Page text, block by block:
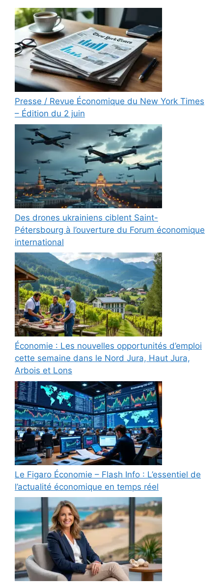
Presse / Revue Économique du New York Times
– Édition du 2 juin
Des drones ukrainiens ciblent Saint-
Pétersbourg à l’ouverture du Forum économique
international
Économie : Les nouvelles opportunités d’emploi
cette semaine dans le Nord Jura, Haut Jura,
Arbois et Lons
Le Figaro Économie – Flash Info : L’essentiel de
l’actualité économique en temps réel